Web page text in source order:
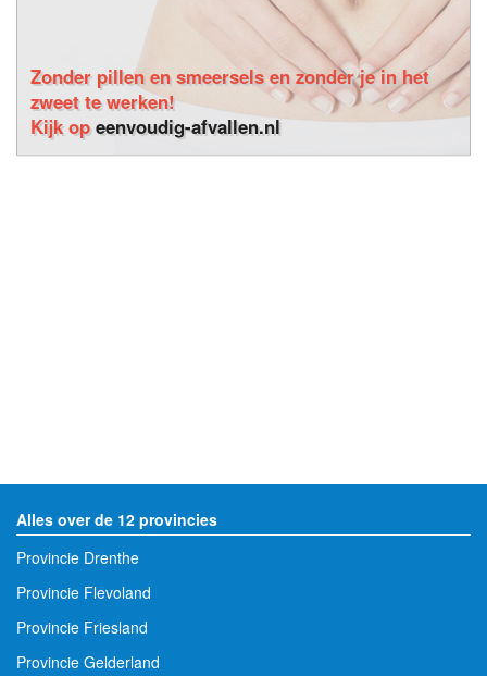
Zonder pillen en smeersels en zonder je in het
zweet te werken!
Kijk opeenvoudig-afvallen.nl
Alles over de 12 provincies
Provincie Drenthe
Provincie Flevoland
Provincie Friesland
Provincie Gelderland